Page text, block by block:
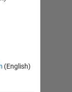
(English)